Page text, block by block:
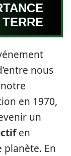
nous
en 1970,
un
en
En